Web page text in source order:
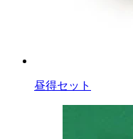
昼得セット